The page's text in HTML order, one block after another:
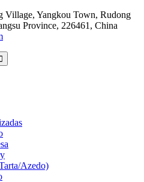
Village, Yangkou Town, Rudong
Province, 226461, China
Azedo)